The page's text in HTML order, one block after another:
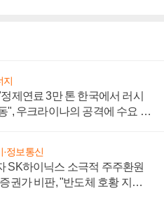
지
제연료 3만 톤 한국에서 러시
", 우크라이나의 공격에 수요 늘
·정보통신
SK하이닉스 소극적 주주환원
권가 비판, "반도체 호황 지속